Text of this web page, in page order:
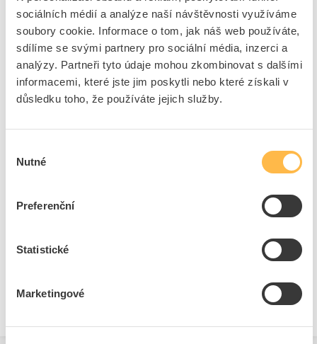
sociálních médií a analýze naší návštěvnosti využíváme
soubory cookie. Informace o tom, jak náš web používáte,
sdílíme se svými partnery pro sociální média, inzerci a
analýzy. Partneři tyto údaje mohou zkombinovat s dalšími
informacemi, které jste jim poskytli nebo které získali v
důsledku toho, že používáte jejich služby.
souhlasu
Nutné
Preferenční
Statistické
Marketingové
Přidat k porovnání
ELWIS LIGHTING Svítidlo LED NELW 20W
1700/1000lm 5000K pracovní IP65
Kód ELFETEX
11.278.618
Dostupnost na pobočce Cena na poptání
Pouze na poptání
Zobrazit